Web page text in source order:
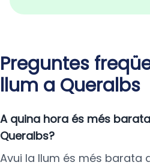
Preguntes
llum a Queralbs
A quina hora és més
Queralbs?
Avui la llum és més barata